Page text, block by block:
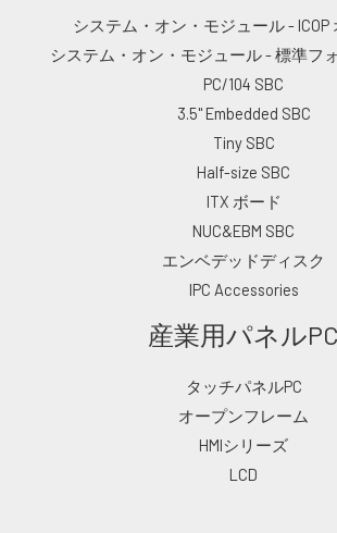
システム・オン・モジュール - ICOP
システム・オン・モジュール - 標準フ
PC/104 SBC
3.5" Embedded SBC
Tiny SBC
Half-size SBC
ITX ボード
NUC&EBM SBC
エンベデッドディスク
IPC Accessories
産業用パネルPC
タッチパネルPC
オープンフレーム
HMIシリーズ
LCD